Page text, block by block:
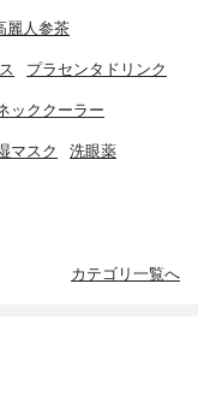
麗人参茶
プラセンタドリンク
ッククーラー
マスク 洗眼薬
カテゴリ一覧へ